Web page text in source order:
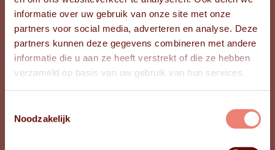
informatie over uw gebruik van onze site met onze
partners voor social media, adverteren en analyse. Deze
partners kunnen deze gegevens combineren met andere
informatie die u aan ze heeft verstrekt of die ze hebben
verzameld op basis van uw gebruik van hun services.
Noodzakelijk
HAARLENGTE Lang
HAARTYPE Steil
KLEUR OGEN Blauw-groen
39
KINDERKLEDINGMAAT 176
BEKIJK FOTO'S